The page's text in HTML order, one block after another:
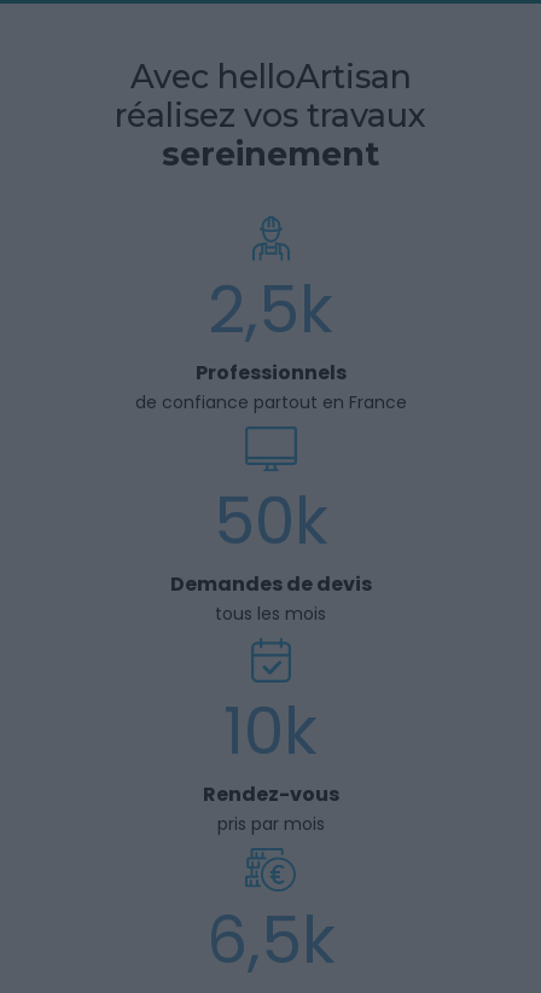
Avec helloArtisan
réalisez vos travaux
sereinement
2,5k
Professionnels
de confiance partout en France
50k
Demandes de devis
tous les mois
10k
Rendez-vous
pris par mois
6,5k